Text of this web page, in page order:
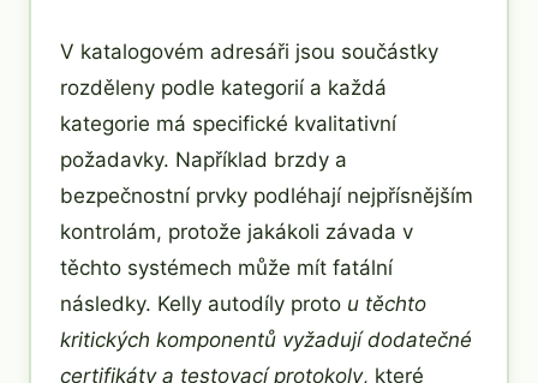
V katalogovém adresáři jsou součástky
rozděleny podle kategorií a každá
kategorie má specifické kvalitativní
požadavky. Například brzdy a
bezpečnostní prvky podléhají nejpřísnějším
kontrolám, protože jakákoli závada v
těchto systémech může mít fatální
následky. Kelly autodíly proto u těchto
kritických komponentů vyžadují dodatečné
certifikáty a testovací protokoly, které